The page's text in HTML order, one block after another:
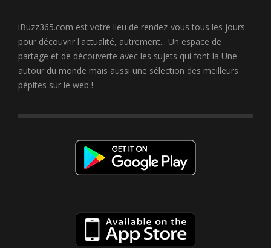
iBuzz365.com est votre lieu de rendez-vous tous les jours
pour découvrir l'actualité, autrement... Un espace de
partage et de découverte avec les sujets qui font la Une
autour du monde mais aussi une sélection des meilleurs
pépites sur le web !